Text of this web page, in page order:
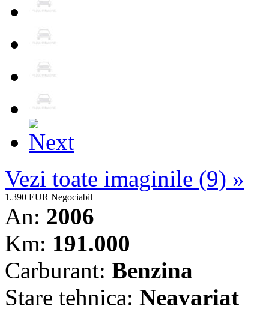
Vezi toate imaginile (9) »
1.390 EUR Negociabil
An: 2006
Km: 191.000
Carburant: Benzina
Stare tehnica: Neavariat